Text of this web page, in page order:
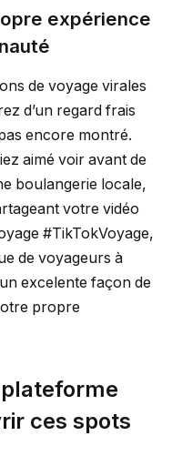
expérience
de voyage virales
d’un regard frais
encore montré.
aimé voir avant de
boulangerie locale,
votre vidéo
#TikTokVoyage,
de voyageurs à
excelente façon de
propre
ces spots